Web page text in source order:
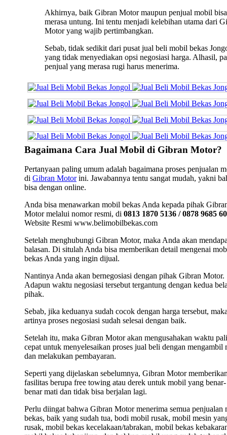
Akhirnya, baik Gibran Motor maupun penjual mobil bisa
merasa untung. Ini tentu menjadi kelebihan utama dari
Motor yang wajib pertimbangkan.
Sebab, tidak sedikit dari pusat jual beli mobil bekas
yang tidak menyediakan opsi negosiasi harga. Alhasil,
penjual yang merasa rugi harus menerima.
Bagaimana Cara Jual Mobil di Gibran Motor?
Pertanyaan paling umum adalah bagaimana proses penjualan
di Gibran Motorini. Jawabannya tentu sangat mudah, yakni
bisa dengan online.
Anda bisa menawarkan mobil bekas Anda kepada pihak
Motor melalui nomor resmi, di 0813 1870 5136 / 0878 9685
Website Resmi www.belimobilbekas.com
Setelah menghubungi Gibran Motor, maka Anda akan
balasan. Di situlah Anda bisa memberikan detail mengenai
bekas Anda yang ingin dijual.
Nantinya Anda akan bernegosiasi dengan pihak Gibran Motor.
Adapun waktu negosiasi tersebut tergantung dengan kedua
pihak.
Sebab, jika keduanya sudah cocok dengan harga tersebut,
artinya proses negosiasi sudah selesai dengan baik.
Setelah itu, maka Gibran Motor akan mengusahakan waktu
cepat untuk menyelesaikan proses jual beli dengan mengambil
dan melakukan pembayaran.
Seperti yang dijelaskan sebelumnya, Gibran Motor
fasilitas berupa free towing atau derek untuk mobil yang benar-
benar mati dan tidak bisa berjalan lagi.
Perlu diingat bahwa Gibran Motor menerima semua penjualan
bekas, baik yang sudah tua, bodi mobil rusak, mobil mesin
rusak, mobil bekas kecelakaan/tabrakan, mobil bekas